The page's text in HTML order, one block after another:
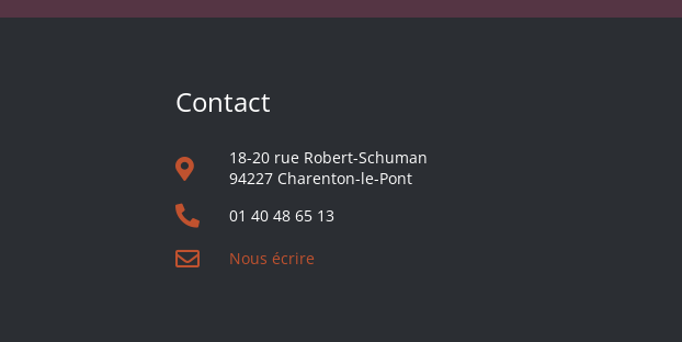
Contact
18-20 rue Robert-Schuman
94227 Charenton-le-Pont
01 40 48 65 13
Nous écrire